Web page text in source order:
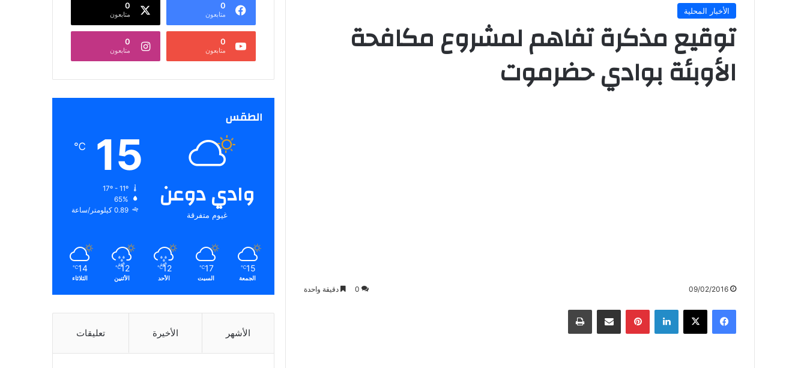
الأخبار المحلية
توقيع مذكرة تفاهم لمشروع مكافحة
الأوبئة بوادي حضرموت
09/02/2016
0 دقيقة واحدة
0
متابعون
0
متابعون
0
متابعون
0
متابعون
الطقس
وادي دوعن
غيوم متفرقة
15
℃
65%
0.89 كيلومتر/ساعة
15
℃
الجمعة
17
℃
السبت
12
℃
الأحد
12
℃
الأثنين
14
℃
الثلاثاء
الأشهر الأخيرة تعليقات